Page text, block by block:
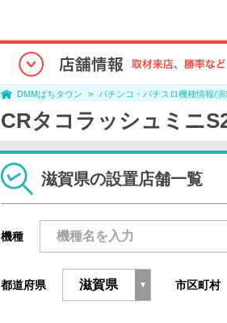
DMMぱちタウン パチンコ・パチスロ機種情報/
CRタコラッシュミニ
滋賀県の設置店舗一覧
機種
都道府県 市区町村